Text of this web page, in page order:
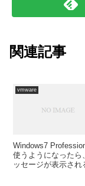
関連記事
vmware
Windows7
使うようになったら
ッセージが表示さ